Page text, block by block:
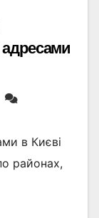
адресами
в Києві
районах,